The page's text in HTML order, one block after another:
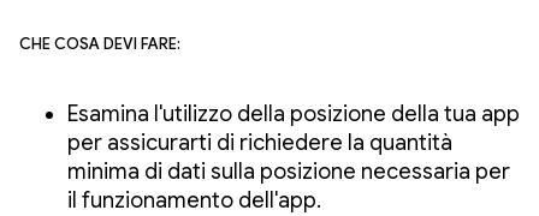
Che cosa devi fare:
Esamina l'utilizzo della posizione della tua app
per assicurarti di richiedere la quantità
minima di dati sulla posizione necessaria per
il funzionamento dell'app.